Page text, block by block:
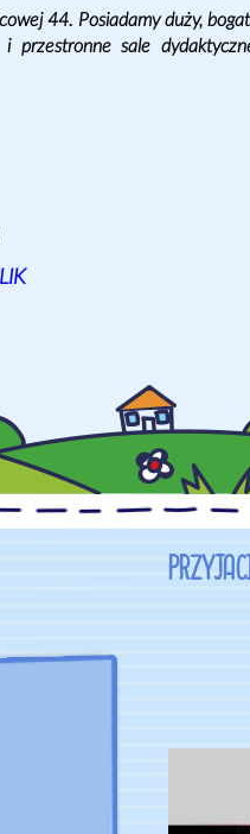
44. Posiadamy duży,
przestronne sale